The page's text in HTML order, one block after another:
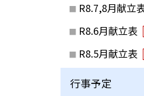
R8.7,8月献立
R8.6月献立表
R8.5月献立表
行事予定